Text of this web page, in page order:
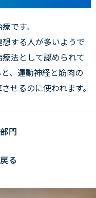
です。
する人が多いようで
法として認められて
、運動神経と筋肉の
せるのに使われます。
門
る